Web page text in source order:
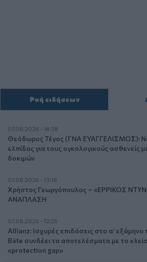
Ροή ειδήσεων
07.08.2026 - 14:38
Θεόδωρος Τέγος (ΓΝΑ ΕΥΑΓΓΕΛΙΣΜΟΣ):
ελπίδας για τους ογκολογικούς ασθενείς
δοκιμών
07.08.2026 - 13:16
Χρήστος Γεωργόπουλος – «ΕΡΡΙΚΟΣ
ΑΝΑΠΛΑΣΗ
07.08.2026 - 12:25
Allianz: Ισχυρές επιδόσεις στο α’
Bäte συνδέει τα αποτελέσματα με το
«protection gap»